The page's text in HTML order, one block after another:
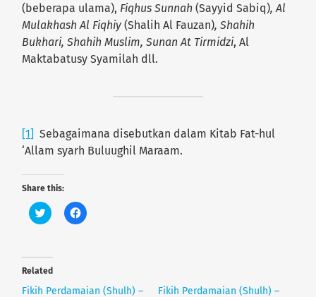
(beberapa ulama), Fiqhus Sunnah(Sayyid Sabiq), Al
Mulakhash Al Fiqhiy(Shalih Al Fauzan), Shahih
Bukhari, Shahih Muslim, Sunan At Tirmidzi, Al
Maktabatusy Syamilah dll.
[1] Sebagaimana disebutkan dalam Kitab Fat-hul
‘Allam syarh Buluughil Maraam.
Share this:
C
l
t
o
s
a
C
l
h
a
Related
Fikih Perdamaian (Shulh) –
Fikih Perdamaian (Shulh) –